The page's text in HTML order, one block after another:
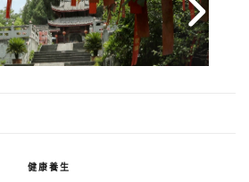
健康養生